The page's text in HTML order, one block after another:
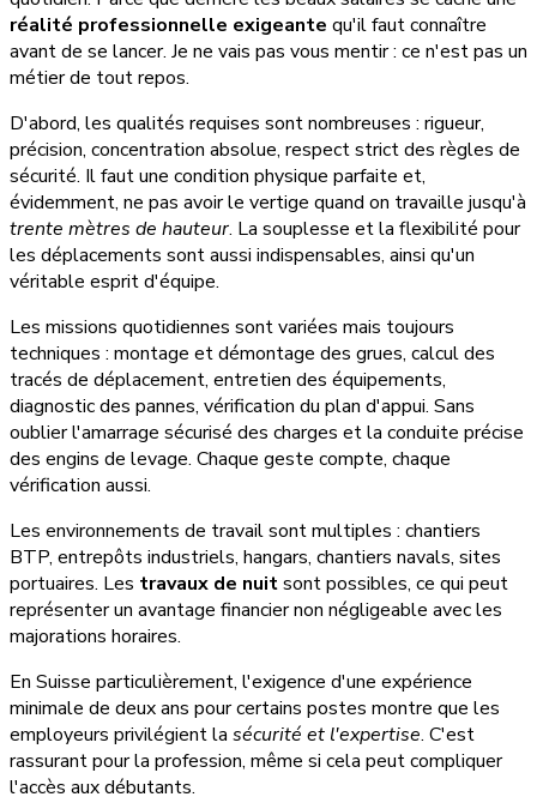
réalité professionnelle exigeante qu'il faut connaître
avant de se lancer. Je ne vais pas vous mentir : ce n'est pas un
métier de tout repos.
D'abord, les qualités requises sont nombreuses : rigueur,
précision, concentration absolue, respect strict des règles de
sécurité. Il faut une condition physique parfaite et,
évidemment, ne pas avoir le vertige quand on travaille jusqu'à
trente mètres de hauteur. La souplesse et la flexibilité pour
les déplacements sont aussi indispensables, ainsi qu'un
véritable esprit d'équipe.
Les missions quotidiennes sont variées mais toujours
techniques : montage et démontage des grues, calcul des
tracés de déplacement, entretien des équipements,
diagnostic des pannes, vérification du plan d'appui. Sans
oublier l'amarrage sécurisé des charges et la conduite précise
des engins de levage. Chaque geste compte, chaque
vérification aussi.
Les environnements de travail sont multiples : chantiers
BTP, entrepôts industriels, hangars, chantiers navals, sites
portuaires. Les travaux de nuitsont possibles, ce qui peut
représenter un avantage financier non négligeable avec les
majorations horaires.
En Suisse particulièrement, l'exigence d'une expérience
minimale de deux ans pour certains postes montre que les
employeurs privilégient la sécurité et l'expertise. C'est
rassurant pour la profession, même si cela peut compliquer
l'accès aux débutants.